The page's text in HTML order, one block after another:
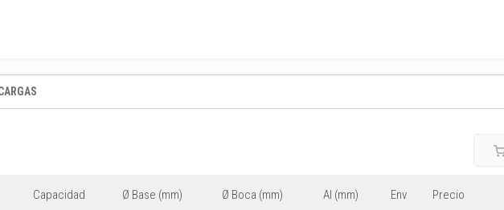
Capacidad Ø Base (mm) Ø Boca (mm) Al (mm) Env Precio